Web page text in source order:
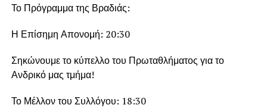
Το Πρόγραμμα της Βραδιάς:
Η Επίσημη Απονομή: 20:30
Σηκώνουμε το κύπελλο του Πρωταθλήματος για το
Ανδρικό μας τμήμα!
Το Μέλλον του Συλλόγου: 18:30